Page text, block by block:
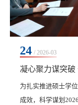
24 / 2026-03
为扎实推进硕士学
成效，科学谋划